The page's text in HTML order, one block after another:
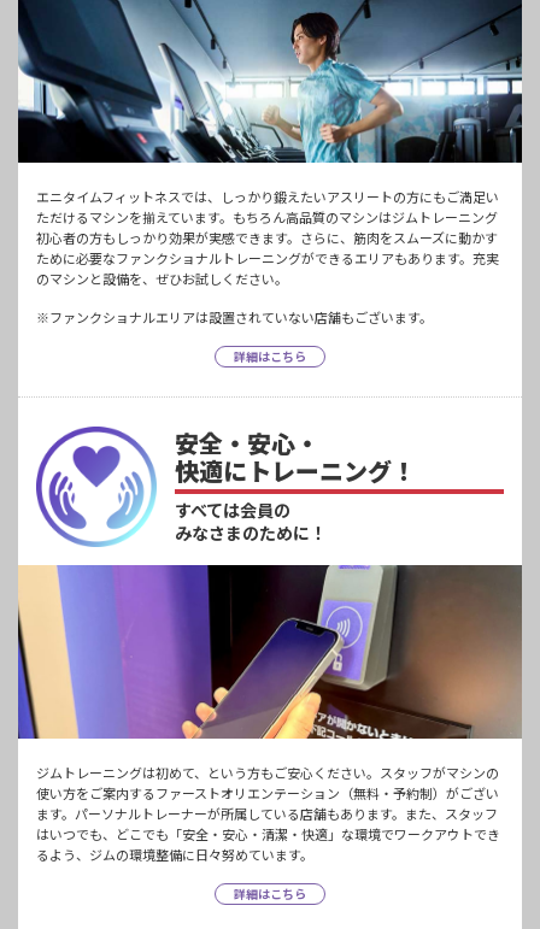
エニタイムフィットネスでは、しっかり鍛えたいアスリートの方にもご満足い
ただけるマシンを揃えています。もちろん高品質のマシンはジムトレーニング
初心者の方もしっかり効果が実感できます。さらに、筋肉をスムーズに動かす
ために必要なファンクショナルトレーニングができるエリアもあります。充実
のマシンと設備を、ぜひお試しください。
※ファンクショナルエリアは設置されていない店舗もございます。
詳細はこちら
安全・安心・
快適にトレーニング！
すべては会員の
みなさまのために！
ジムトレーニングは初めて、という方もご安心ください。スタッフがマシンの
使い方をご案内するファーストオリエンテーション（無料・予約制）がござい
ます。パーソナルトレーナーが所属している店舗もあります。また、スタッフ
はいつでも、どこでも「安全・安心・清潔・快適」な環境でワークアウトでき
るよう、ジムの環境整備に日々努めています。
詳細はこちら